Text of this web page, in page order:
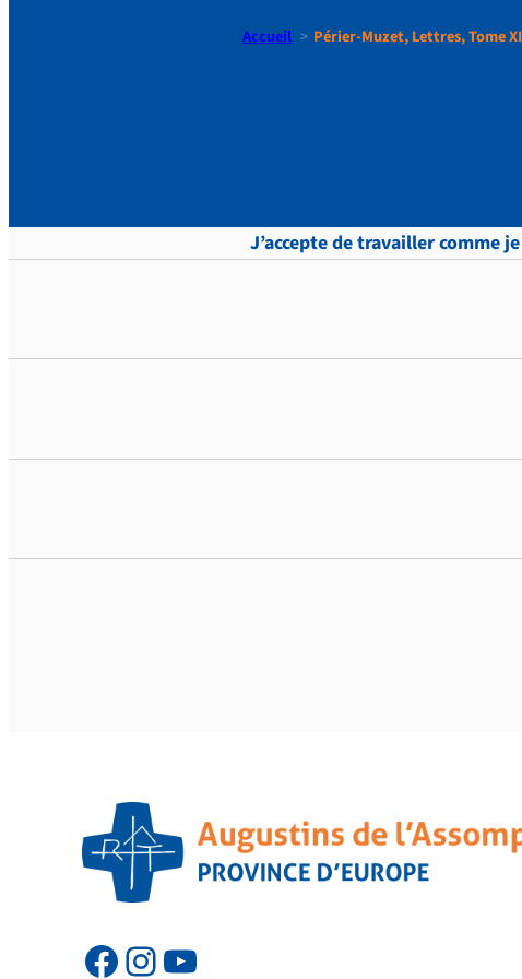
Accueil Périer-Muzet, Lettres, Tome
J’accepte de travailler comme